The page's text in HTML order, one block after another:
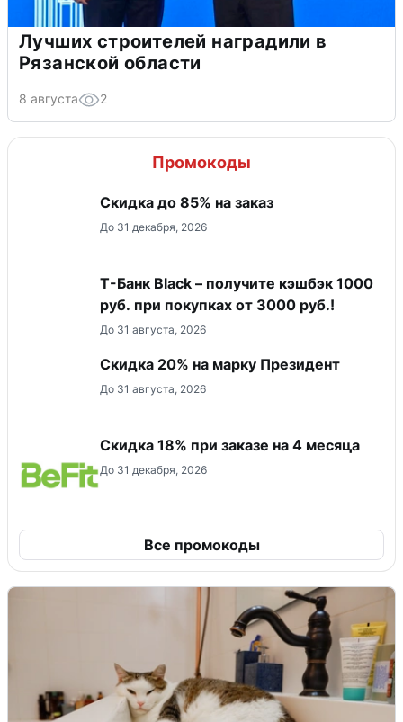
Лучших строителей наградили в
Рязанской области
8 августа 2
Промокоды
Скидка до 85% на заказ
До 31 декабря, 2026
Т-Банк Black – получите кэшбэк 1000
руб. при покупках от 3000 руб.!
До 31 августа, 2026
Скидка 20% на марку Президент
До 31 августа, 2026
Скидка 18% при заказе на 4 месяца
До 31 декабря, 2026
Все промокоды